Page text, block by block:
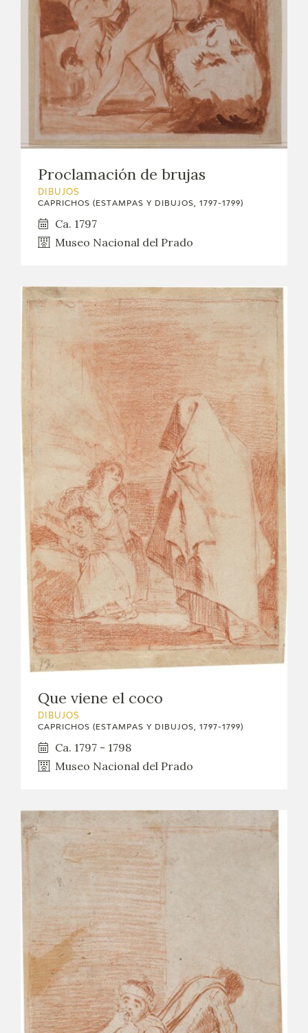
Proclamación de brujas
DIBUJOS
CAPRICHOS (ESTAMPAS Y DIBUJOS, 1797-1799)
Ca. 1797
Museo Nacional del Prado
Que viene el coco
DIBUJOS
CAPRICHOS (ESTAMPAS Y DIBUJOS, 1797-1799)
Ca. 1797 - 1798
Museo Nacional del Prado